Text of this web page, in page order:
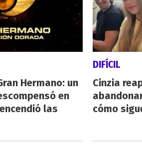
Hermano: un
en
las
DIFÍCIL
Cinzia
cómo